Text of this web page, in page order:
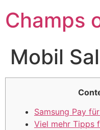
Champs
Mobil
Samsung Pay
Viel mehr Tipps